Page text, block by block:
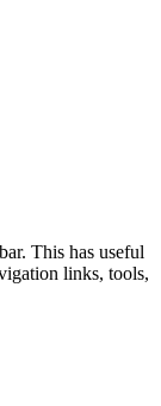
This has useful
links, tools,